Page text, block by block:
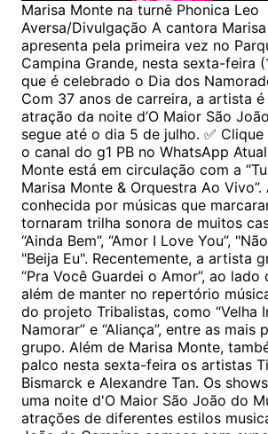
Marisa Monte na turnê Phonica Leo
Aversa/Divulgação A cantora
apresenta pela primeira vez no
Campina Grande, nesta sexta-feira
que é celebrado o Dia dos
Com 37 anos de carreira, a artista
atração da noite d’O Maior São
segue até o dia 5 de julho. ✅
o canal do g1 PB no WhatsApp
Monte está em circulação com a
Marisa Monte & Orquestra Ao
conhecida por músicas que
tornaram trilha sonora de muitos
“Ainda Bem”, “Amor I Love You”,
"Beija Eu". Recentemente, a artista
“Pra Você Guardei o Amor”, ao lado
além de manter no repertório
do projeto Tribalistas, como “Velha
Namorar” e “Aliança”, entre as mais
grupo. Além de Marisa Monte,
palco nesta sexta-feira os artistas
Bismarck e Alexandre Tan. Os
uma noite d'O Maior São João do
atrações de diferentes estilos